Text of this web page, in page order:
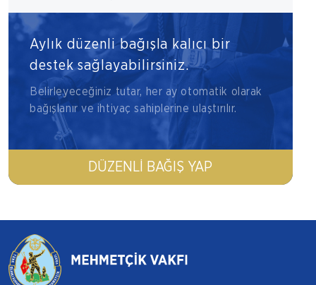
Aylık düzenli bağışla kalıcı bir
destek sağlayabilirsiniz.
Belirleyeceğiniz tutar, her ay otomatik olarak
bağışlanır ve ihtiyaç sahiplerine ulaştırılır.
DÜZENLI BAĞIŞ YAP